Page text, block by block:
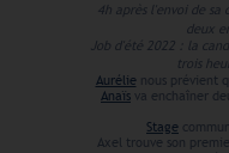
4h après l'envoi de sa
deux
Job d'été 2022 : la
trois
Aurélienous prévient
Anaïs va enchaîner
Stage
Axel trouve son